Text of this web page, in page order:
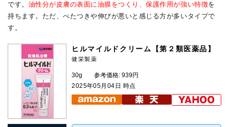
です。 油性分が皮膚の表面に油膜をつくり、保護作用が強い特徴を
持ちます。ただ、べたつきや伸びが悪いと感じる方が多いタイプで
す。
ヒルマイルドクリーム【第２類医薬品】
健栄製薬
30g
参考価格: 939円
2025年05月04日 時点